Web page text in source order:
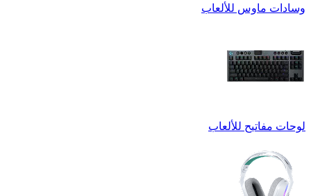
وسادات ماوس للألعاب
لوحات مفاتيح للألعاب